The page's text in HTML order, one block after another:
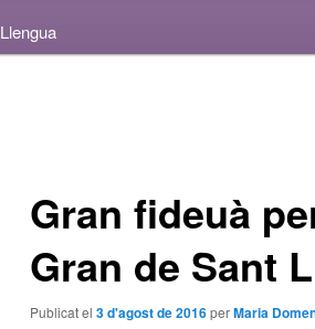
Llengua
Gran fideuà
Gran de Sant
Publicat el 3 d'agost de 2016perMaria